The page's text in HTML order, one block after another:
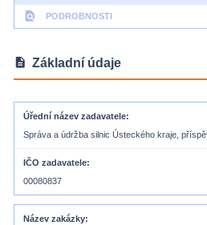
find_in_page PODROBNOSTI
description Základní údaje
Úřední název zadavatele
Správa a údržba silnic Ústeckého kraje,
IČO zadavatele
00080837
Název zakázky